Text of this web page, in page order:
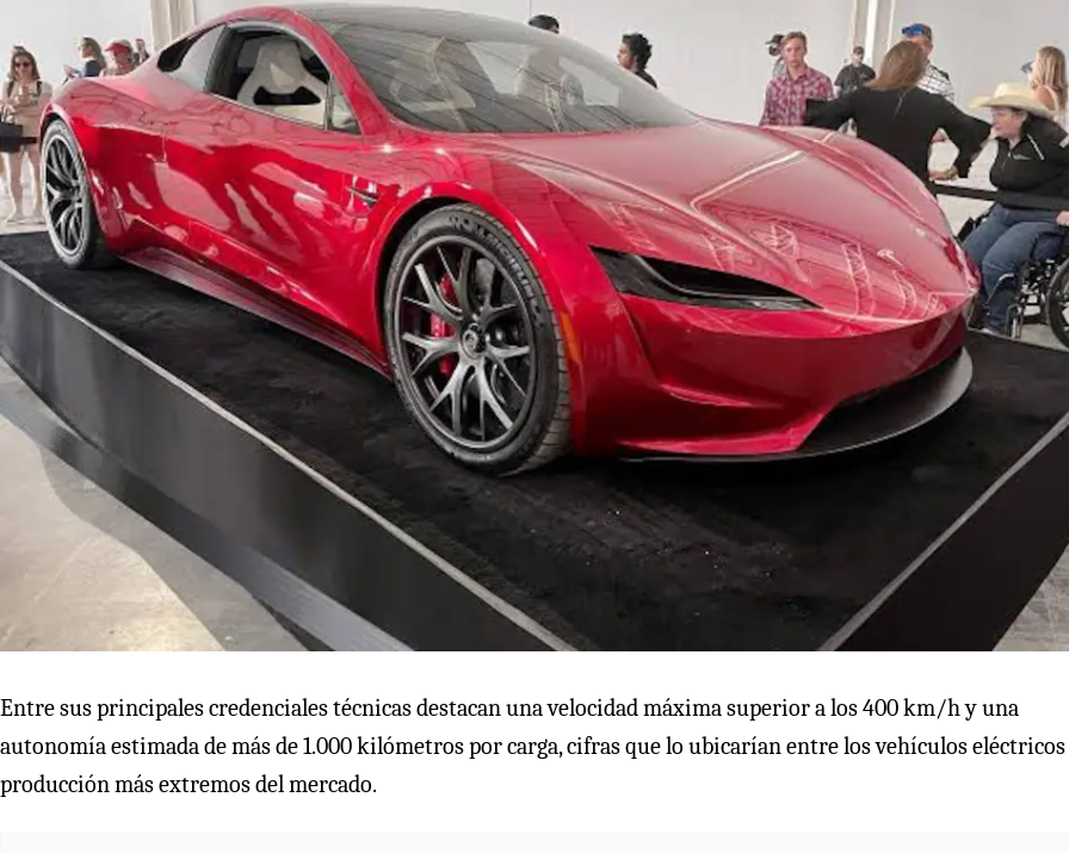
Entre sus principales credenciales técnicas destacan una velocidad máxima superior a los 400 km/h y una
autonomía estimada de más de 1.000 kilómetros por carga, cifras que lo ubicarían entre los vehículos eléctricos
producción más extremos del mercado.